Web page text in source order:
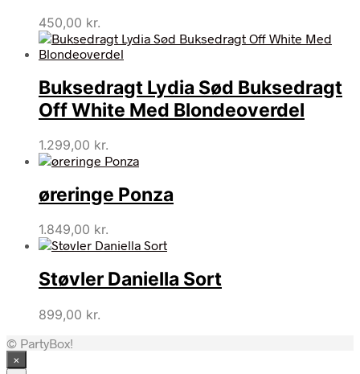
450,00 kr.
Buksedragt Lydia Sød Buksedragt
Off White Med Blondeoverdel
1.299,00 kr.
øreringe Ponza
1.849,00 kr.
Støvler Daniella Sort
899,00 kr.
© PartyBox!
×